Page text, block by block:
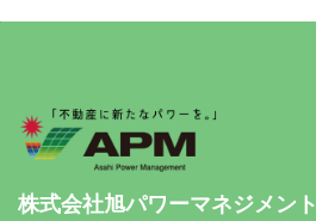
株式会社旭パワーマネジメント